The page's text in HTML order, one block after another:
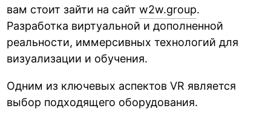
вам стоит зайти на сайтw2w.group.
Разработка виртуальной и дополненной
реальности, иммерсивных технологий для
визуализации и обучения.
Одним из ключевых аспектов VR является
выбор подходящего оборудования.